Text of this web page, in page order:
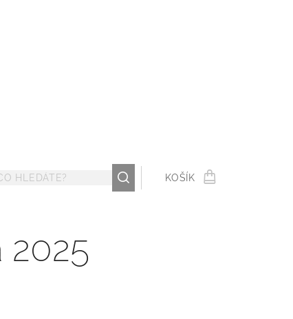
KOŠÍK
2025